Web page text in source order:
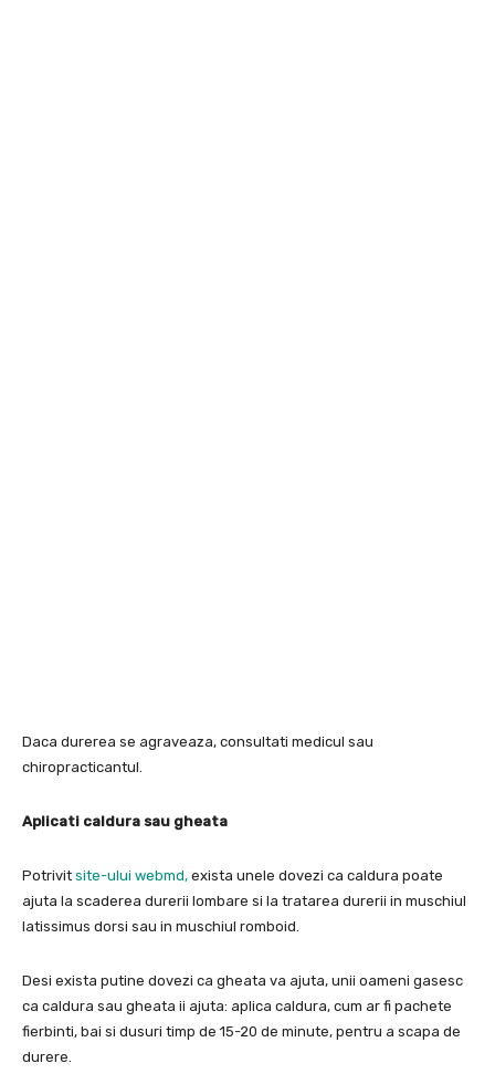
Daca durerea se agraveaza, consultati medicul sau
chiropracticantul.
Aplicati caldura sau gheata
Potrivit site-ului webmd, exista unele dovezi ca caldura poate
ajuta la scaderea durerii lombare si la tratarea durerii in muschiul
latissimus dorsi sau in muschiul romboid.
Desi exista putine dovezi ca gheata va ajuta, unii oameni gasesc
ca caldura sau gheata ii ajuta: aplica caldura, cum ar fi pachete
fierbinti, bai si dusuri timp de 15-20 de minute, pentru a scapa de
durere.